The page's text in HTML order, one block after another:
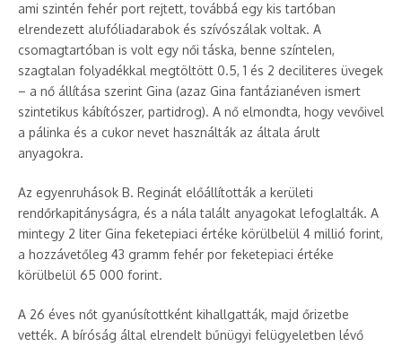
ami szintén fehér port rejtett, továbbá egy kis tartóban
elrendezett alufóliadarabok és szívószálak voltak. A
csomagtartóban is volt egy női táska, benne színtelen,
szagtalan folyadékkal megtöltött 0.5, 1 és 2 deciliteres üvegek
– a nő állítása szerint Gina (azaz Gina fantázianéven ismert
szintetikus kábítószer, partidrog). A nő elmondta, hogy vevőivel
a pálinka és a cukor nevet használták az általa árult
anyagokra.
Az egyenruhások B. Reginát előállították a kerületi
rendőrkapitányságra, és a nála talált anyagokat lefoglalták. A
mintegy 2 liter Gina feketepiaci értéke körülbelül 4 millió forint,
a hozzávetőleg 43 gramm fehér por feketepiaci értéke
körülbelül 65 000 forint.
A 26 éves nőt gyanúsítottként kihallgatták, majd őrizetbe
vették. A bíróság által elrendelt bűnügyi felügyeletben lévő